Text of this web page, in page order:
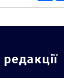
редакції